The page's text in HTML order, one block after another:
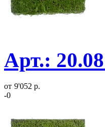
Арт.:
от 9'052 р.
-0